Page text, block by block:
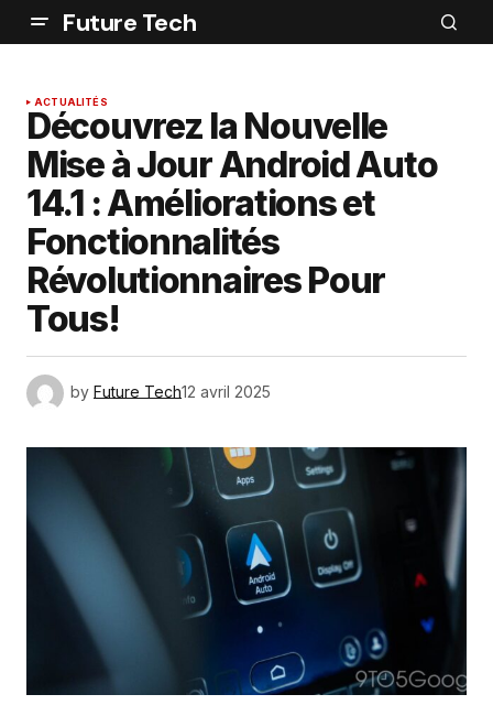
Future Tech
ACTUALITÉS
Découvrez la Nouvelle
Mise à Jour Android Auto
14.1 : Améliorations et
Fonctionnalités
Révolutionnaires Pour
Tous!
by Future Tech12 avril 2025